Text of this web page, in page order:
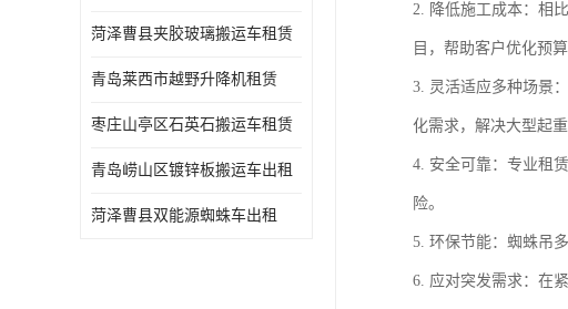
菏泽曹县夹胶玻璃搬运车租赁
青岛莱西市越野升降机租赁
枣庄山亭区石英石搬运车租赁
青岛崂山区镀锌板搬运车出租
菏泽曹县双能源蜘蛛车出租
2. 降低施工成本：相
目，帮助客户优化预算
3. 灵活适应多种场景
化需求，解决大型起
4. 安全可靠：专业租
险。
5. 环保节能：蜘蛛吊
6. 应对突发需求：在